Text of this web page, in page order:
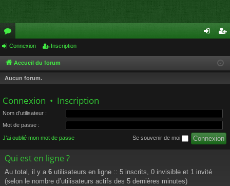
or
u
m
cri
Connexion Inscription
Accueil du forum
Aucun forum.
Connexion • Inscription
Nom d’utilisateur :
Mot de passe :
J’ai oublié mon mot de passe Se souvenir de moi
Qui est en ligne ?
Au total, il y a 6 utilisateurs en ligne :: 5 inscrits, 0 invisible et 1 invité
(selon le nombre d’utilisateurs actifs des 5 dernières minutes)